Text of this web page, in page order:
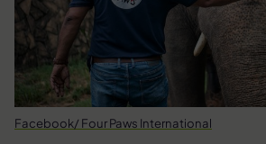
Facebook/ Four Paws International